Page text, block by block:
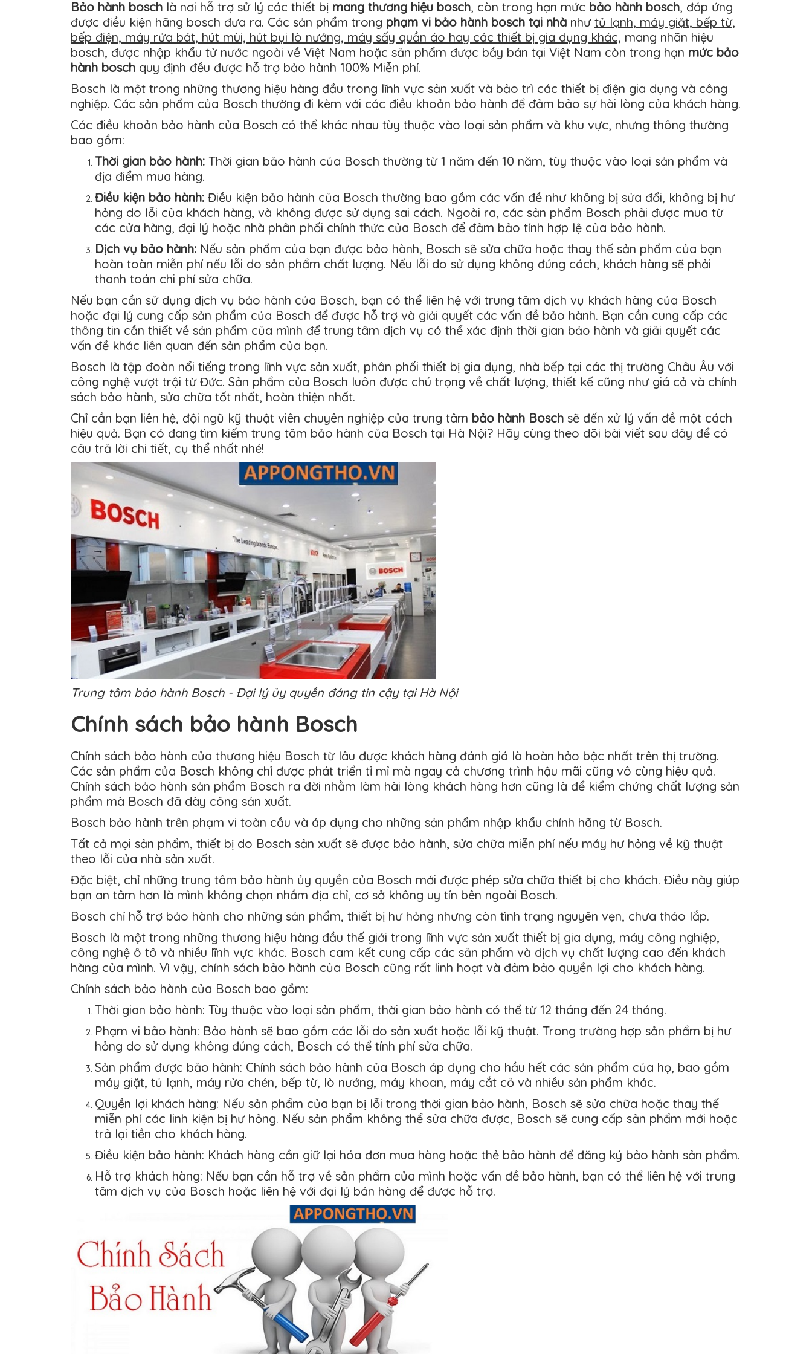
Bảo hành bosch là nơi hỗ trợ sử lý các thiết bị mang thương hiệu bosch, còn trong hạn mức bảo hành bosch, đáp ứng
được điều kiện hãng bosch đưa ra. Các sản phẩm trong phạm vi bảo hành bosch tại nhà như tủ lạnh, máy giặt, bếp từ,
bếp điện, máy rửa bát, hút mùi, hút bụi lò nướng, máy sấy quần áo hay các thiết bị gia dụng khác, mang nhãn hiệu
bosch, được nhập khẩu tử nước ngoài về Việt Nam hoặc sản phẩm được bầy bán tại Việt Nam còn trong hạn mức bảo
hành bosch quy định đều được hỗ trợ bảo hành 100% Miễn phí.
Bosch là một trong những thương hiệu hàng đầu trong lĩnh vực sản xuất và bảo trì các thiết bị điện gia dụng và công
nghiệp. Các sản phẩm của Bosch thường đi kèm với các điều khoản bảo hành để đảm bảo sự hài lòng của khách hàng.
Các điều khoản bảo hành của Bosch có thể khác nhau tùy thuộc vào loại sản phẩm và khu vực, nhưng thông thường
bao gồm:
Thời gian bảo hành: Thời gian bảo hành của Bosch thường từ 1 năm đến 10 năm, tùy thuộc vào loại sản phẩm và
địa điểm mua hàng.
Điều kiện bảo hành: Điều kiện bảo hành của Bosch thường bao gồm các vấn đề như không bị sửa đổi, không bị hư
hỏng do lỗi của khách hàng, và không được sử dụng sai cách. Ngoài ra, các sản phẩm Bosch phải được mua từ
các cửa hàng, đại lý hoặc nhà phân phối chính thức của Bosch để đảm bảo tính hợp lệ của bảo hành.
Dịch vụ bảo hành: Nếu sản phẩm của bạn được bảo hành, Bosch sẽ sửa chữa hoặc thay thế sản phẩm của bạn
hoàn toàn miễn phí nếu lỗi do sản phẩm chất lượng. Nếu lỗi do sử dụng không đúng cách, khách hàng sẽ phải
thanh toán chi phí sửa chữa.
Nếu bạn cần sử dụng dịch vụ bảo hành của Bosch, bạn có thể liên hệ với trung tâm dịch vụ khách hàng của Bosch
hoặc đại lý cung cấp sản phẩm của Bosch để được hỗ trợ và giải quyết các vấn đề bảo hành. Bạn cần cung cấp các
thông tin cần thiết về sản phẩm của mình để trung tâm dịch vụ có thể xác định thời gian bảo hành và giải quyết các
vấn đề khác liên quan đến sản phẩm của bạn.
Bosch là tập đoàn nổi tiếng trong lĩnh vực sản xuất, phân phối thiết bị gia dụng, nhà bếp tại các thị trường Châu Âu với
công nghệ vượt trội từ Đức. Sản phẩm của Bosch luôn được chú trọng về chất lượng, thiết kế cũng như giá cả và chính
sách bảo hành, sửa chữa tốt nhất, hoàn thiện nhất.
Chỉ cần bạn liên hệ, đội ngũ kỹ thuật viên chuyên nghiệp của trung tâm bảo hành Bosch sẽ đến xử lý vấn đề một cách
hiệu quả. Bạn có đang tìm kiếm trung tâm bảo hành của Bosch tại Hà Nội? Hãy cùng theo dõi bài viết sau đây để có
câu trả lời chi tiết, cụ thể nhất nhé!
Trung tâm bảo hành Bosch - Đại lý ủy quyền đáng tin cậy tại Hà Nội
Chính sách bảo hành Bosch
Chính sách bảo hành của thương hiệu Bosch từ lâu được khách hàng đánh giá là hoàn hảo bậc nhất trên thị trường.
Các sản phẩm của Bosch không chỉ được phát triển tỉ mỉ mà ngay cả chương trình hậu mãi cũng vô cùng hiệu quả.
Chính sách bảo hành sản phẩm Bosch ra đời nhằm làm hài lòng khách hàng hơn cũng là để kiểm chứng chất lượng sản
phẩm mà Bosch đã dày công sản xuất.
Bosch bảo hành trên phạm vi toàn cầu và áp dụng cho những sản phẩm nhập khẩu chính hãng từ Bosch.
Tất cả mọi sản phẩm, thiết bị do Bosch sản xuất sẽ được bảo hành, sửa chữa miễn phí nếu máy hư hỏng về kỹ thuật
theo lỗi của nhà sản xuất.
Đặc biệt, chỉ những trung tâm bảo hành ủy quyền của Bosch mới được phép sửa chữa thiết bị cho khách. Điều này giúp
bạn an tâm hơn là mình không chọn nhầm địa chỉ, cơ sở không uy tín bên ngoài Bosch.
Bosch chỉ hỗ trợ bảo hành cho những sản phẩm, thiết bị hư hỏng nhưng còn tình trạng nguyên vẹn, chưa tháo lắp.
Bosch là một trong những thương hiệu hàng đầu thế giới trong lĩnh vực sản xuất thiết bị gia dụng, máy công nghiệp,
công nghệ ô tô và nhiều lĩnh vực khác. Bosch cam kết cung cấp các sản phẩm và dịch vụ chất lượng cao đến khách
hàng của mình. Vì vậy, chính sách bảo hành của Bosch cũng rất linh hoạt và đảm bảo quyền lợi cho khách hàng.
Chính sách bảo hành của Bosch bao gồm:
Thời gian bảo hành: Tùy thuộc vào loại sản phẩm, thời gian bảo hành có thể từ 12 tháng đến 24 tháng.
Phạm vi bảo hành: Bảo hành sẽ bao gồm các lỗi do sản xuất hoặc lỗi kỹ thuật. Trong trường hợp sản phẩm bị hư
hỏng do sử dụng không đúng cách, Bosch có thể tính phí sửa chữa.
Sản phẩm được bảo hành: Chính sách bảo hành của Bosch áp dụng cho hầu hết các sản phẩm của họ, bao gồm
máy giặt, tủ lạnh, máy rửa chén, bếp từ, lò nướng, máy khoan, máy cắt cỏ và nhiều sản phẩm khác.
Quyền lợi khách hàng: Nếu sản phẩm của bạn bị lỗi trong thời gian bảo hành, Bosch sẽ sửa chữa hoặc thay thế
miễn phí các linh kiện bị hư hỏng. Nếu sản phẩm không thể sửa chữa được, Bosch sẽ cung cấp sản phẩm mới hoặc
trả lại tiền cho khách hàng.
Điều kiện bảo hành: Khách hàng cần giữ lại hóa đơn mua hàng hoặc thẻ bảo hành để đăng ký bảo hành sản phẩm.
Hỗ trợ khách hàng: Nếu bạn cần hỗ trợ về sản phẩm của mình hoặc vấn đề bảo hành, bạn có thể liên hệ với trung
tâm dịch vụ của Bosch hoặc liên hệ với đại lý bán hàng để được hỗ trợ.